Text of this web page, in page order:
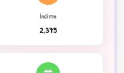
İndirme
2,375